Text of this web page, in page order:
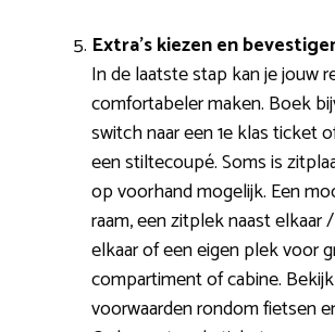
Extra’s kiezen en
In de laatste stap kan je jouw
comfortabeler maken. Boek
switch naar een 1e klas ticket
een stiltecoupé. Soms is
op voorhand mogelijk. Een
raam, een zitplek naast elkaar
elkaar of een eigen plek voor
compartiment of cabine.
voorwaarden rondom fietsen